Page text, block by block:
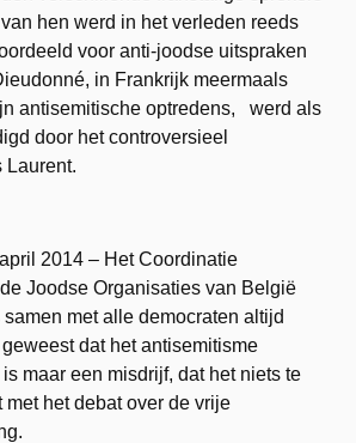
hen werd in het verleden reeds
voor anti-joodse uitspraken
in Frankrijk meermaals
antisemitische optredens, werd als
door het controversieel
Laurent.
2014 – Het Coordinatie
Joodse Organisaties van België
met alle democraten altijd
dat het antisemitisme
maar een misdrijf, dat het niets te
met het debat over de vrije